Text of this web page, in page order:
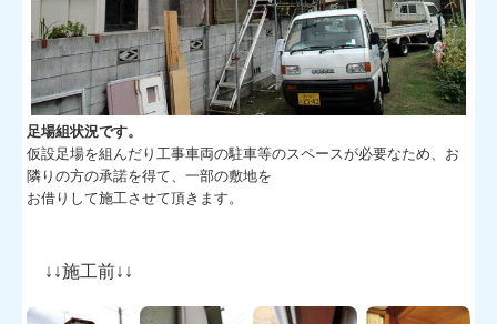
足場組状況です。
仮設足場を組んだり工事車両の駐車等のスペースが必要なため、お
隣りの方の承諾を得て、一部の敷地を
お借りして施工させて頂きます。
↓↓施工前↓↓